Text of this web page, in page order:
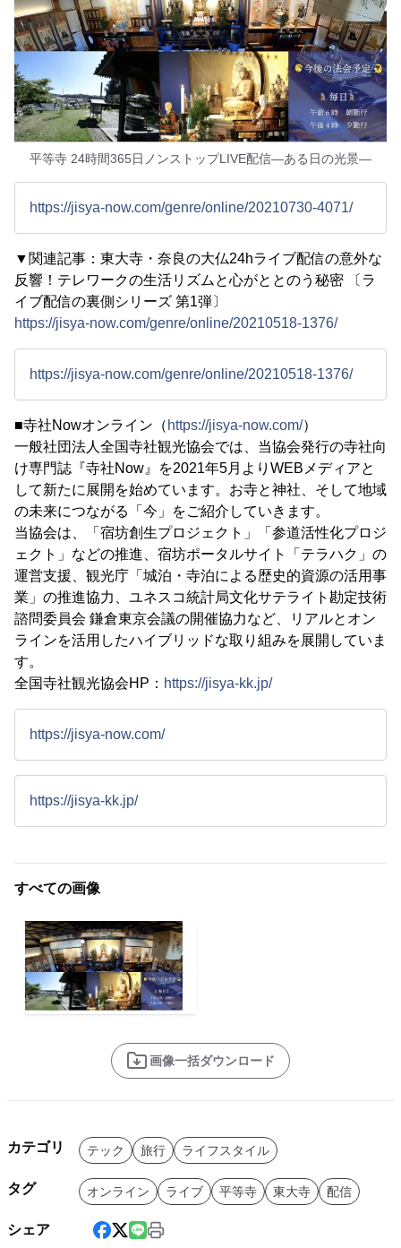
平等寺 24時間365日ノンストップLIVE配信—ある日の光景—
https://jisya-now.com/genre/online/20210730-4071/
▼関連記事：東大寺・奈良の大仏24hライブ配信の意外な
反響！テレワークの生活リズムと心がととのう秘密 〔ラ
イブ配信の裏側シリーズ 第1弾〕
https://jisya-now.com/genre/online/20210518-1376/
https://jisya-now.com/genre/online/20210518-1376/
■寺社Nowオンライン（ https://jisya-now.com/）
一般社団法人全国寺社観光協会では、当協会発行の寺社向
け専門誌『寺社Now』を2021年5月よりWEBメディアと
して新たに展開を始めています。お寺と神社、そして地域
の未来につながる「今」をご紹介していきます。
当協会は、「宿坊創生プロジェクト」「参道活性化プロジ
ェクト」などの推進、宿坊ポータルサイト「テラハク」の
運営支援、観光庁「城泊・寺泊による歴史的資源の活用事
業」の推進協力、ユネスコ統計局文化サテライト勘定技術
諮問委員会 鎌倉東京会議の開催協力など、リアルとオン
ラインを活用したハイブリッドな取り組みを展開していま
す。
全国寺社観光協会HP： https://jisya-kk.jp/
https://jisya-now.com/
https://jisya-kk.jp/
すべての画像
画像一括ダウンロード
カテゴリ テック 旅行 ライフスタイル
タグ オンライン ライブ 平等寺 東大寺 配信
シェア